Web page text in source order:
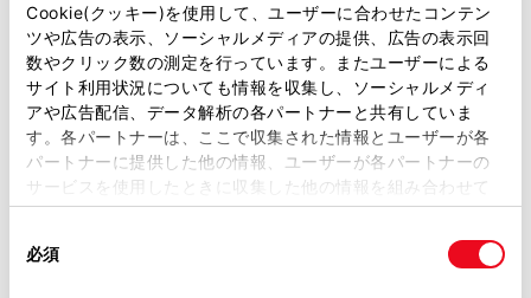
Cookie(クッキー)を使用して、ユーザーに合わせたコンテン
ツや広告の表示、ソーシャルメディアの提供、広告の表示回
数やクリック数の測定を行っています。またユーザーによる
サイト利用状況についても情報を収集し、ソーシャルメディ
アや広告配信、データ解析の各パートナーと共有していま
す。各パートナーは、ここで収集された情報とユーザーが各
パートナーに提供した他の情報、ユーザーが各パートナーの
サービスを使用したときに収集した他の情報を組み合わせて
使用することがあります。当ウェブサイトの使用を続行する
必須
必須 都道府県
市区町村名